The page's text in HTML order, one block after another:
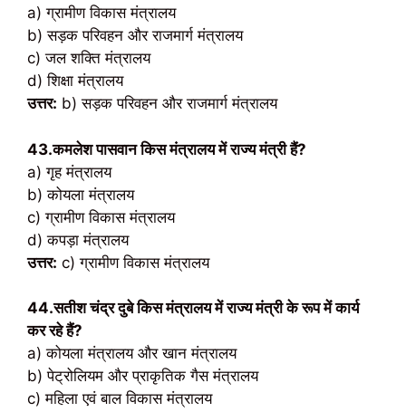
a) ग्रामीण विकास मंत्रालय
b) सड़क परिवहन और राजमार्ग मंत्रालय
c) जल शक्ति मंत्रालय
d) शिक्षा मंत्रालय
उत्तर: b) सड़क परिवहन और राजमार्ग मंत्रालय
43.कमलेश पासवान किस मंत्रालय में राज्य मंत्री हैं?
a) गृह मंत्रालय
b) कोयला मंत्रालय
c) ग्रामीण विकास मंत्रालय
d) कपड़ा मंत्रालय
उत्तर: c) ग्रामीण विकास मंत्रालय
44.सतीश चंद्र दुबे किस मंत्रालय में राज्य मंत्री के रूप में कार्य
कर रहे हैं?
a) कोयला मंत्रालय और खान मंत्रालय
b) पेट्रोलियम और प्राकृतिक गैस मंत्रालय
c) महिला एवं बाल विकास मंत्रालय